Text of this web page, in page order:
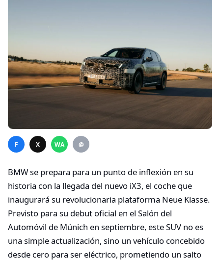
F X WA @
BMW se prepara para un punto de inflexión en su
historia con la llegada del nuevo iX3, el coche que
inaugurará su revolucionaria plataforma Neue Klasse.
Previsto para su debut oficial en el Salón del
Automóvil de Múnich en septiembre, este SUV no es
una simple actualización, sino un vehículo concebido
desde cero para ser eléctrico, prometiendo un salto